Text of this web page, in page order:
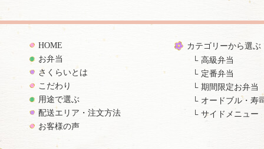
HOME
お弁当
さくらいとは
こだわり
用途で選ぶ
配送エリア・注文方法
お客様の声
カテゴリーから選ぶ
高級弁当
定番弁当
期間限定お弁当
オードブル・寿
サイドメニュー